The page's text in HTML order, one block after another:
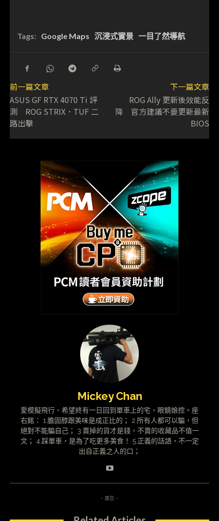
Tags: Google Maps 沉浸式實景 一目了然導航
前一篇文章
ASUS GF RTX 4070 Ti 評
測 ROG STRIX．TUF 二
路出擊
下一篇文章
ROG Ally 更新後效能反
降 官方建議不要更新最新
BIOS
Mickey Chan
愛模擬飛行、希望終有一日回到單車上的宅，眼鏡娘控。座
右銘： 1.膽固醇跟美味是成正比的； 2.所有人都可以騙，但
絕對不能騙自己； 3.賣掉的貨才是錢，不賣的收藏品不值一
文； 4.踩單車，是為了吃更多美食！ 5.正義的話語，不一定
出自正義之人的口；
- 廣告 -